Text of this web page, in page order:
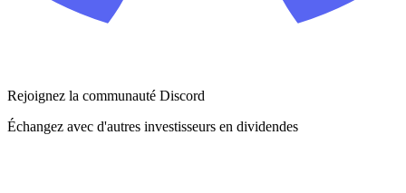
Rejoignez la communauté Discord
Échangez avec d'autres investisseurs en dividendes